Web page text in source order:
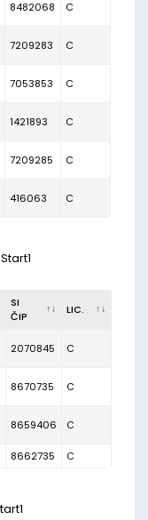
8482068 C
7209283 C
7053853 C
1421893 C
7209285 C
416063 C
SI
ČIP
LIC.
2070845 C
8670735 C
8659406 C
8662735 C